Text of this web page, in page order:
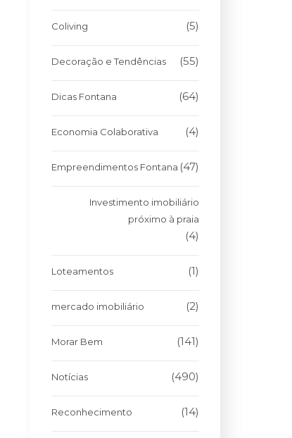
Coliving (5)
Decoração e Tendências (55)
Dicas Fontana (64)
Economia Colaborativa (4)
Empreendimentos Fontana (47)
Investimento imobiliário
próximo à praia
(4)
Loteamentos (1)
mercado imobiliário (2)
Morar Bem (141)
Notícias (490)
Reconhecimento (14)